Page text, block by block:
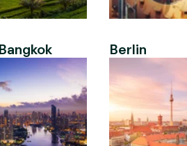
Bangkok Berlin